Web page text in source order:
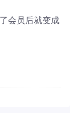
会员后就变成